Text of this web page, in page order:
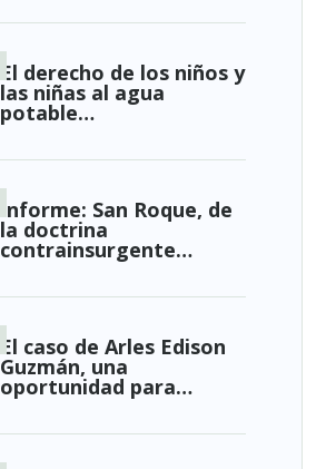
El derecho de los niños y
las niñas al agua
potable…
Informe: San Roque, de
la doctrina
contrainsurgente…
El caso de Arles Edison
Guzmán, una
oportunidad para…